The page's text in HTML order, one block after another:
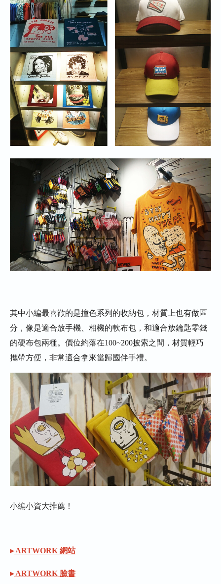
其中小編最喜歡的是撞色系列的收納包，材質上也有做區
分，像是適合放手機、相機的軟布包，和適合放鑰匙零錢
的硬布包兩種。價位約落在100~200披索之間，材質輕巧
攜帶方便，非常適合拿來當歸國伴手禮。
小編小資大推薦！
▸ ARTWORK 網站
▸ ARTWORK 臉書